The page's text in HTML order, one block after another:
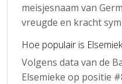
meisjesnaam van
vreugde en kracht
Hoe populair is
Volgens data van de
Elsemieke op positie